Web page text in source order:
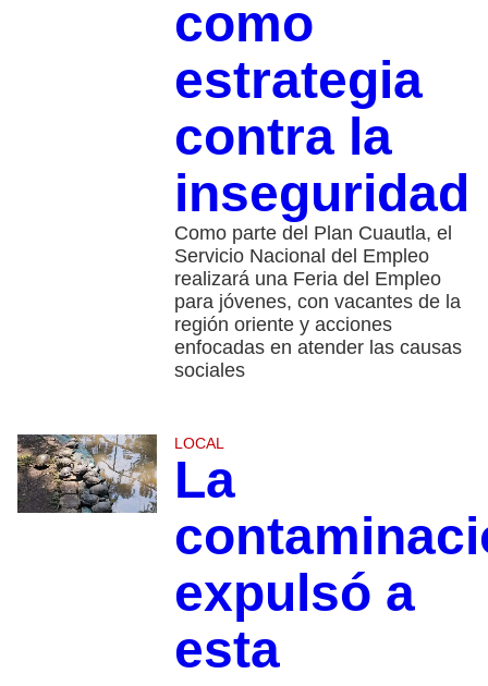
como
estrategia
contra la
inseguridad
Como parte del Plan Cuautla, el
Servicio Nacional del Empleo
realizará una Feria del Empleo
para jóvenes, con vacantes de la
región oriente y acciones
enfocadas en atender las causas
sociales
LOCAL
La
expulsó a
esta